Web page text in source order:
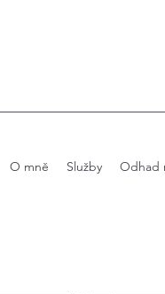
O mně Služby Odhad